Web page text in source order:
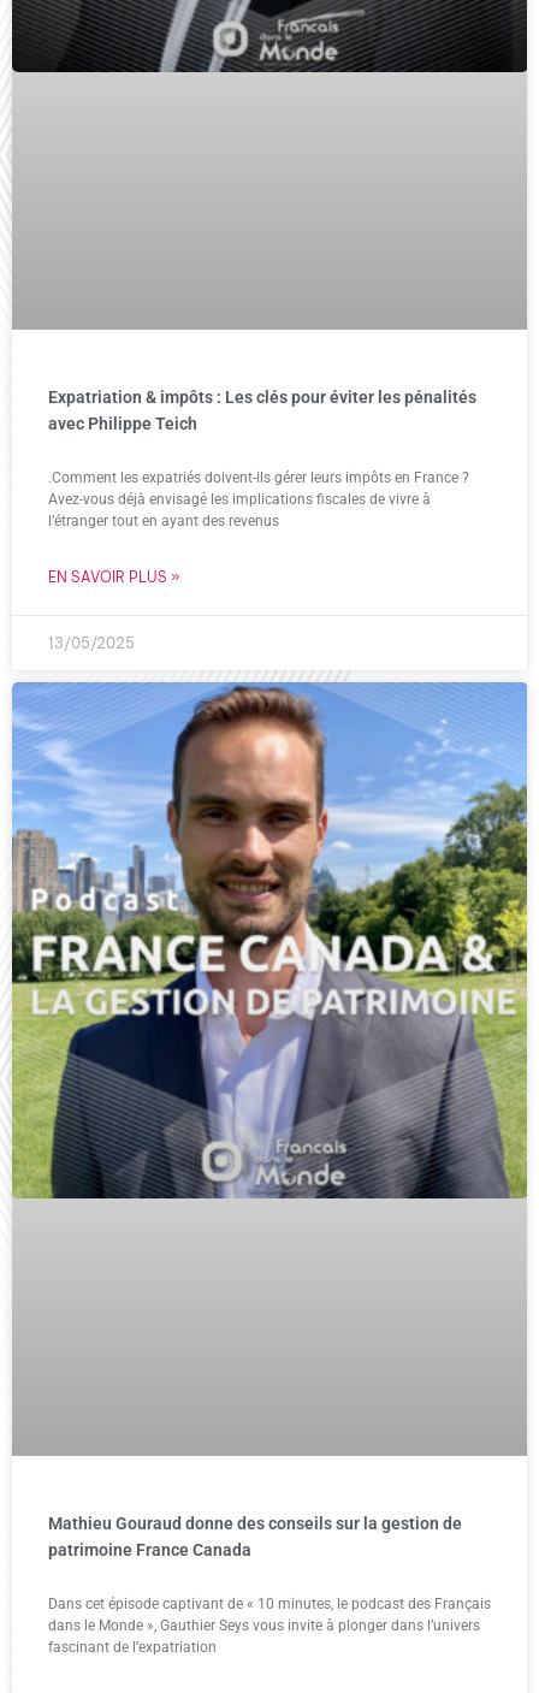
Expatriation & impôts : Les clés pour éviter les pénalités
avec Philippe Teich
.Comment les expatriés doivent-ils gérer leurs impôts en France ?
Avez-vous déjà envisagé les implications fiscales de vivre à
l’étranger tout en ayant des revenus
EN SAVOIR PLUS »
13/05/2025
Mathieu Gouraud donne des conseils sur la gestion de
patrimoine France Canada
Dans cet épisode captivant de « 10 minutes, le podcast des Français
dans le Monde », Gauthier Seys vous invite à plonger dans l’univers
fascinant de l’expatriation